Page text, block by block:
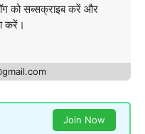
को सब्सक्राइब करें और
करें।
Join Now